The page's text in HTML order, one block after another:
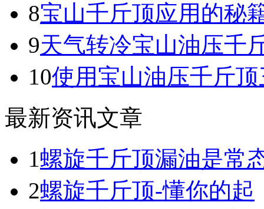
8宝山千斤顶应用的秘
9天气转冷宝山油压千
10使用宝山油压千斤顶
最新资讯文章
1螺旋千斤顶漏油是常
2螺旋千斤顶-懂你的起